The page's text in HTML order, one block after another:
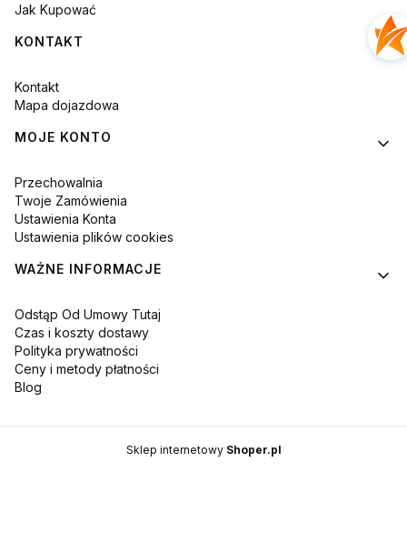
Jak Kupować
KONTAKT
Kontakt
Mapa dojazdowa
MOJE KONTO
Przechowalnia
Twoje Zamówienia
Ustawienia Konta
Ustawienia plików cookies
WAŻNE INFORMACJE
Odstąp Od Umowy Tutaj
Czas i koszty dostawy
Polityka prywatności
Ceny i metody płatności
Blog
Sklep internetowy Shoper.pl